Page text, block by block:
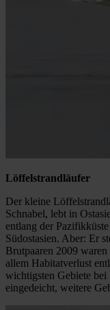
Löffelstrandläufer
Der kleine
Schnabel, lebt in
entlang der
Südostasien. Aber: Er
Brutpaaren 2009
allem Habitatverlust
wichtigsten Gebiete bei
eingedeicht, weitere